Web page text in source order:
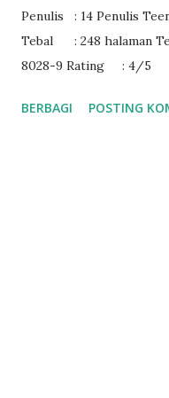
Penulis : 14 Penulis
Tebal : 248 halaman
8028-9 Rating : 4/5
BERBAGI POSTING